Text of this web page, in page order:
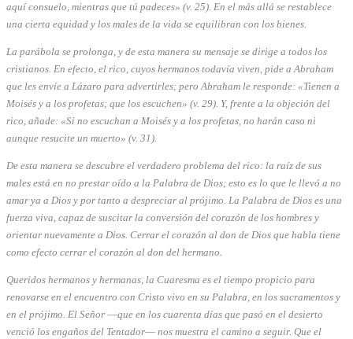
aquí consuelo, mientras que tú padeces» (v. 25). En el más allá se restablece
una cierta equidad y los males de la vida se equilibran con los bienes.
La parábola se prolonga, y de esta manera su mensaje se dirige a todos los
cristianos. En efecto, el rico, cuyos hermanos todavía viven, pide a Abraham
que les envíe a Lázaro para advertirles; pero Abraham le responde: «Tienen a
Moisés y a los profetas; que los escuchen» (v. 29). Y, frente a la objeción del
rico, añade: «Si no escuchan a Moisés y a los profetas, no harán caso ni
aunque resucite un muerto» (v. 31).
De esta manera se descubre el verdadero problema del rico: la raíz de sus
males está en no prestar oído a la Palabra de Dios; esto es lo que le llevó a no
amar ya a Dios y por tanto a despreciar al prójimo. La Palabra de Dios es una
fuerza viva, capaz de suscitar la conversión del corazón de los hombres y
orientar nuevamente a Dios. Cerrar el corazón al don de Dios que habla tiene
como efecto cerrar el corazón al don del hermano.
Queridos hermanos y hermanas, la Cuaresma es el tiempo propicio para
renovarse en el encuentro con Cristo vivo en su Palabra, en los sacramentos y
en el prójimo. El Señor ―que en los cuarenta días que pasó en el desierto
venció los engaños del Tentador― nos muestra el camino a seguir. Que el